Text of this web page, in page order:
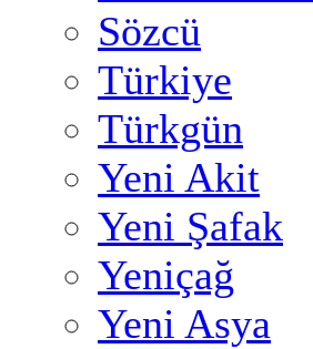
Sözcü
Türkiye
Türkgün
Yeni Akit
Yeni Şafak
Yeniçağ
Yeni Asya